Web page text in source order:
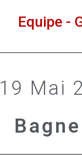
Equipe -
19 Mai